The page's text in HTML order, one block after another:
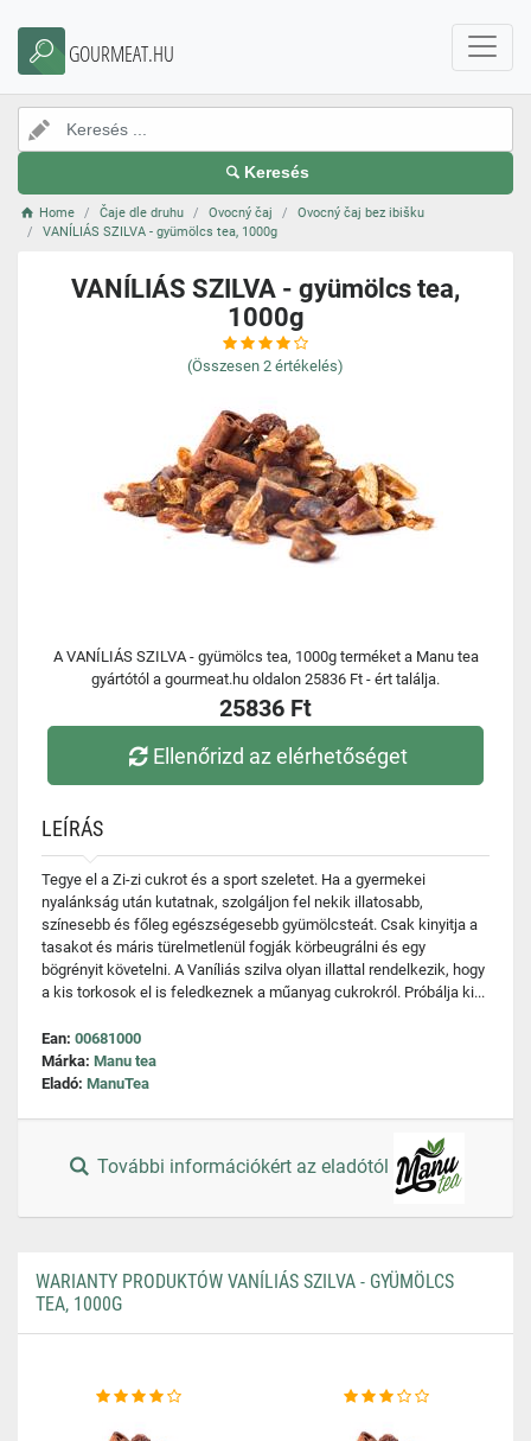
GOURMEAT.HU
Keresés
Home Čaje dle druhu Ovocný čaj
Ovocný čaj bez ibišku
VANÍLIÁS SZILVA - gyümölcs tea, 1000g
VANÍLIÁS SZILVA - gyümölcs tea,
1000g
(Összesen 2 értékelés)
A VANÍLIÁS SZILVA - gyümölcs tea, 1000g terméket a Manu tea
gyártótól a gourmeat.hu oldalon 25836 Ft - ért találja.
25836 Ft
Ellenőrizd az elérhetőséget
LEÍRÁS
Tegye el a Zi-zi cukrot és a sport szeletet. Ha a gyermekei
nyalánkság után kutatnak, szolgáljon fel nekik illatosabb,
színesebb és főleg egészségesebb gyümölcsteát. Csak kinyitja a
tasakot és máris türelmetlenül fogják körbeugrálni és egy
bögrényit követelni. A Vaníliás szilva olyan illattal rendelkezik, hogy
a kis torkosok el is feledkeznek a műanyag cukrokról. Próbálja ki...
Ean: 00681000
Márka: Manu tea
Eladó: ManuTea
További információkért az eladótól
WARIANTY PRODUKTÓW VANÍLIÁS SZILVA - GYÜMÖLCS
TEA, 1000G